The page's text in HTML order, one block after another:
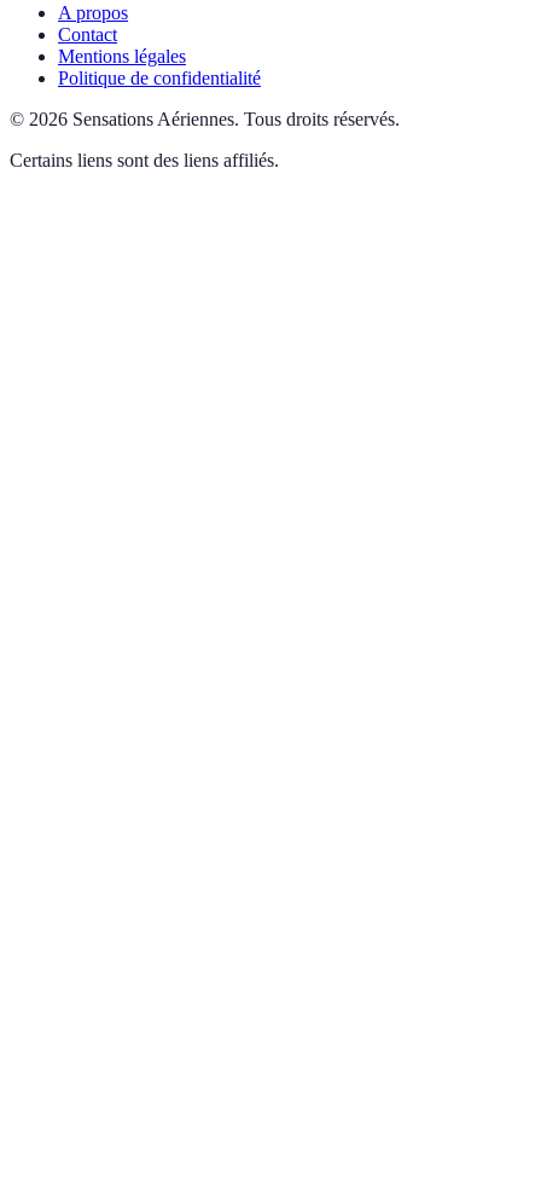
A propos
Contact
Mentions légales
Politique de confidentialité
© 2026 Sensations Aériennes. Tous droits réservés.
Certains liens sont des liens affiliés.